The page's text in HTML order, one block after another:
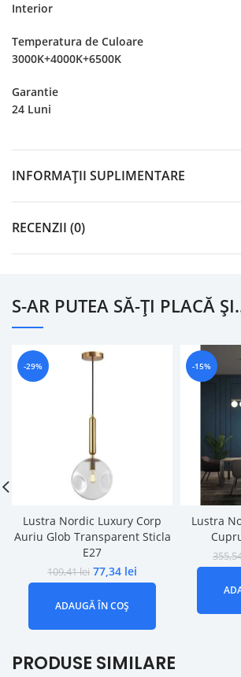
Interior
Temperatura de Culoare
3000K+4000K+6500K
Garantie
24 Luni
INFORMAȚII SUPLIMENTARE
RECENZII (0)
S-AR PUTEA SĂ-ȚI PLACĂ
-29%
Lustra Nordic Luxury Corp
Auriu Glob Transparent Sticla
E27
109,41lei 77,34 lei
ADAUGĂ ÎN COȘ
-15%
Lustra
PRODUSE SIMILARE